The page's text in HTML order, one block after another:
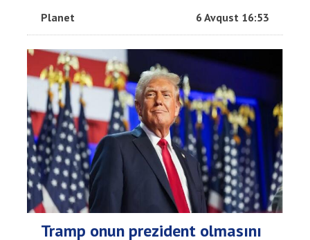
Planet 6 Avqust 16:53
Tramp onun prezident olmasını